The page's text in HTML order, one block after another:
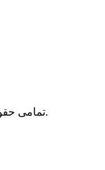
تمامی حقوق مادی و معنوی بلک لایت محفوظ می باشد.